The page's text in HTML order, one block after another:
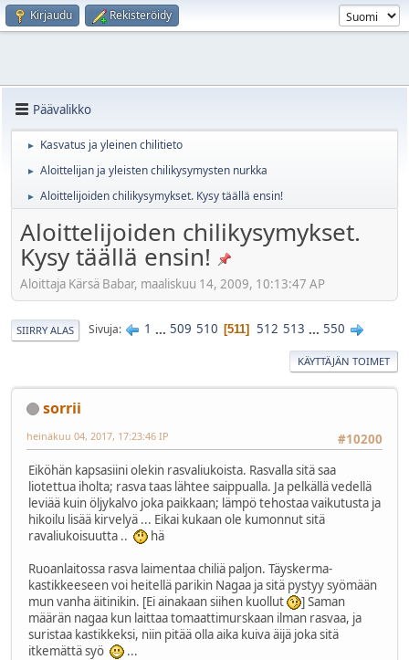
Kirjaudu Rekisteröidy
Päävalikko
► Kasvatus ja yleinen chilitieto
► Aloittelijan ja yleisten chilikysymysten nurkka
► Aloittelijoiden chilikysymykset. Kysy täällä ensin!
Aloittelijoiden chilikysymykset.
Kysy täällä ensin!
Aloittaja Kärsä Babar, maaliskuu 14, 2009, 10:13:47 AP
SIIRRY ALAS Sivuja 1 ... 509 510 511 512 513 ... 550
KÄYTTÄJÄN TOIMET
sorrii
#10200
heinäkuu 04, 2017, 17:23:46 IP
Eiköhän kapsasiini olekin rasvaliukoista. Rasvalla sitä saa
liotettua iholta; rasva taas lähtee saippualla. Ja pelkällä vedellä
leviää kuin öljykalvo joka paikkaan; lämpö tehostaa vaikutusta ja
hikoilu lisää kirvelyä ... Eikai kukaan ole kumonnut sitä
ravaliukoisuutta ..
hä
Ruoanlaitossa rasva laimentaa chiliä paljon. Täyskerma-
kastikkeeseen voi heitellä parikin Nagaa ja sitä pystyy syömään
mun vanha äitinikin. [Ei ainakaan siihen kuollut
] Saman
määrän nagaa kun laittaa tomaattimurskaan ilman rasvaa, ja
suristaa kastikkeksi, niin pitää olla aika kuiva äijä joka sitä
itkemättä syö
...